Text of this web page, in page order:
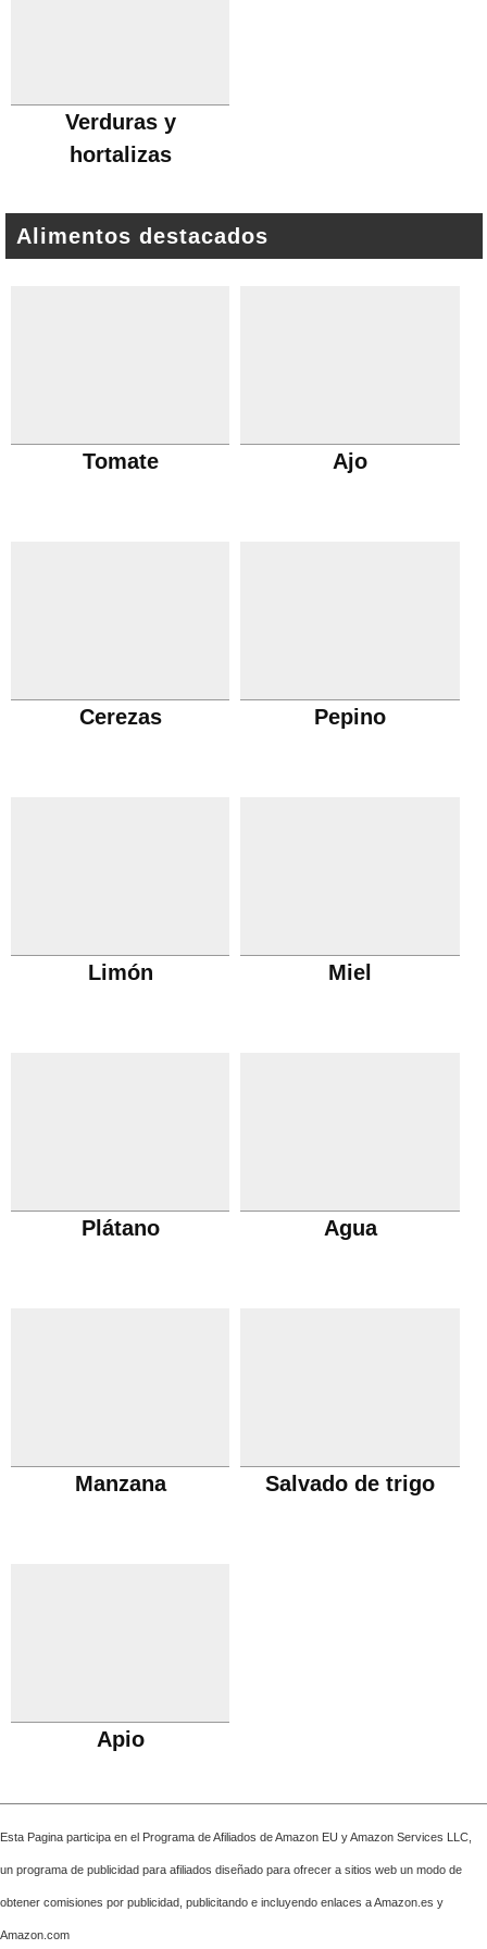
Verduras y
hortalizas
Alimentos destacados
Tomate Ajo
Cerezas Pepino
Limón Miel
Plátano Agua
Manzana Salvado de trigo
Apio
Esta Pagina participa en el Programa de Afiliados de Amazon EU y Amazon Services LLC,
un programa de publicidad para afiliados diseñado para ofrecer a sitios web un modo de
obtener comisiones por publicidad, publicitando e incluyendo enlaces a Amazon.es y
Amazon.com